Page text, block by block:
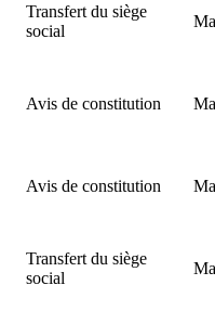
Transfert du siège
social
Avis de constitution
Avis de constitution
Transfert du siège
social